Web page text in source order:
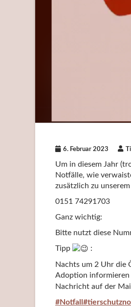
6. Februar 2023
Um in diesem Jahr
Notfälle, wie
zusätzlich zu
0151 74291703
Ganz wichtig:
Bitte nutzt diese
Tipp
:
Nachts um 2 Uhr die
Adoption informieren
Nachricht auf der
#Notfall